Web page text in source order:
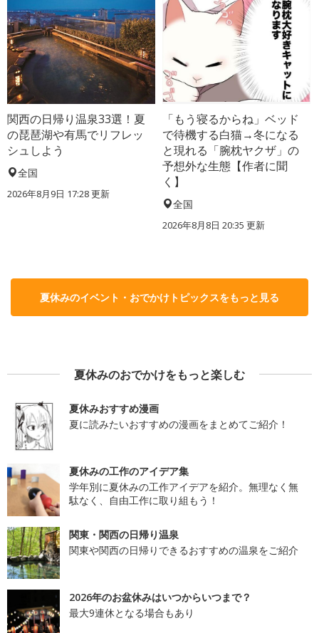
関西の日帰り温泉33選！夏
の琵琶湖や有馬でリフレッ
シュしよう
全国
2026年8月9日 17:28更新
「もう寝るからね」ベッド
で待機する白猫→冬になる
と現れる「腕枕ヤクザ」の
予想外な生態【作者に聞
く】
全国
2026年8月8日 20:35 更新
夏休みのイベント・おでかけトピックスをもっと見る
夏休みのおでかけをもっと楽しむ
夏休みおすすめ漫画
夏に読みたいおすすめの漫画をまとめてご紹介！
夏休みの工作のアイデア集
学年別に夏休みの工作アイデアを紹介。無理なく無
駄なく、自由工作に取り組もう！
関東・関西の日帰り温泉
関東や関西の日帰りできるおすすめの温泉をご紹介
2026年のお盆休みはいつからいつまで？
最大9連休となる場合もあり